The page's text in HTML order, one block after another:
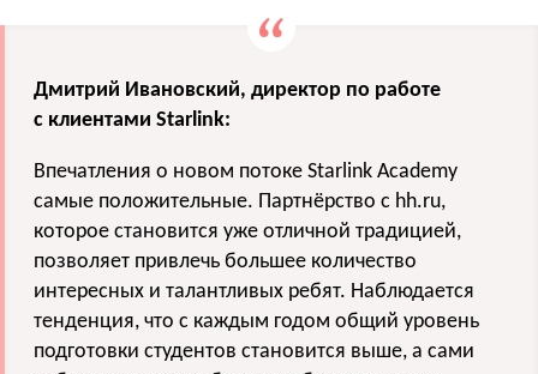
Дмитрий Ивановский, директор по работе
с клиентами Starlink:
Впечатления о новом потоке Starlink Academy
самые положительные. Партнёрство с hh.ru,
которое становится уже отличной традицией,
позволяет привлечь большее количество
интересных и талантливых ребят. Наблюдается
тенденция, что с каждым годом общий уровень
подготовки студентов становится выше, а сами